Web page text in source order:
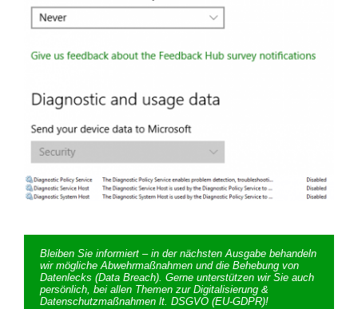
Bleiben Sie informiert – in der nächsten Ausgabe behandeln
wir mögliche Abwehrmaßnahmen und die Behebung von
Datenlecks (Data Breach). Gerne unterstützen wir Sie auch
persönlich, bei allen Themen zur Digitalisierung &
Datenschutzmaßnahmen lt. DSGVO (EU-GDPR)!